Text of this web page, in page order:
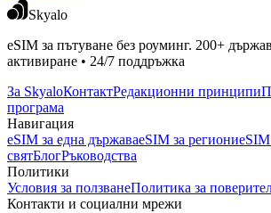
Skyalo
eSIM за пътуване без роуминг. 200+
активиране • 24/7 поддръжка
За SkyaloКонтактРедакционни принципи
програма
Навигация
eSIM за една държаваeSIM за региони
святБлогРъководства
Политики
Условия за ползванеПолитика за
Контакти и социални мрежи